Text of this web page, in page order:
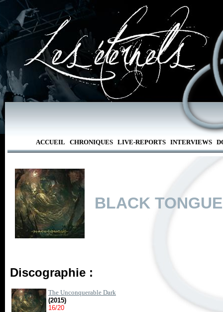
ACCUEIL CHRONIQUES LIVE-REPORTS INTERVIEWS
BLACK TONGUE
Discographie :
The Unconquerable Dark
(2015)
16/20